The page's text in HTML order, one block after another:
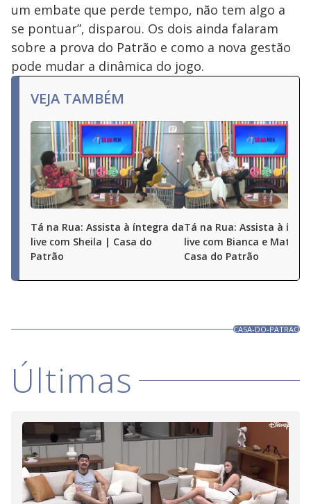
um embate que perde tempo, não tem algo a
se pontuar”, disparou. Os dois ainda falaram
sobre a prova do Patrão e como a nova gestão
pode mudar a dinâmica do jogo.
VEJA TAMBÉM
Tá na Rua: Assista à íntegra da
live com Sheila | Casa do
Patrão
Tá na Rua: Assista à
live com Bianca e
Casa do Patrão
CASA-DO-PATRAO
Últimas